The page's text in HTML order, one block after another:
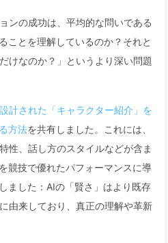
ンの成功は、平均的な問いである
ことを理解しているのか？それと
けなのか？」というより深い問題
計された「キャラクター紹介」を
方法を共有しました。これには、
性、話し方のスタイルなどが含ま
競技で優れたパフォーマンスに導
ました：AIの「賢さ」はより既存
由来しており、真正の理解や革新